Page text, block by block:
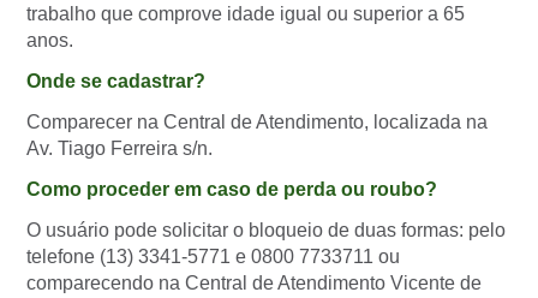
trabalho que comprove idade igual ou superior a 65
anos.
Onde se cadastrar?
Comparecer na Central de Atendimento, localizada na
Av. Tiago Ferreira s/n.
Como proceder em caso de perda ou roubo?
O usuário pode solicitar o bloqueio de duas formas: pelo
telefone (13) 3341-5771 e 0800 7733711 ou
comparecendo na Central de Atendimento Vicente de